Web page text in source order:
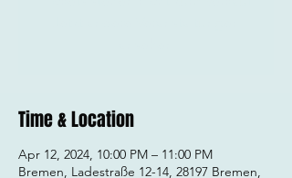
Time & Location
Apr 12, 2024, 10:00 PM – 11:00 PM
Bremen, Ladestraße 12-14, 28197 Bremen,